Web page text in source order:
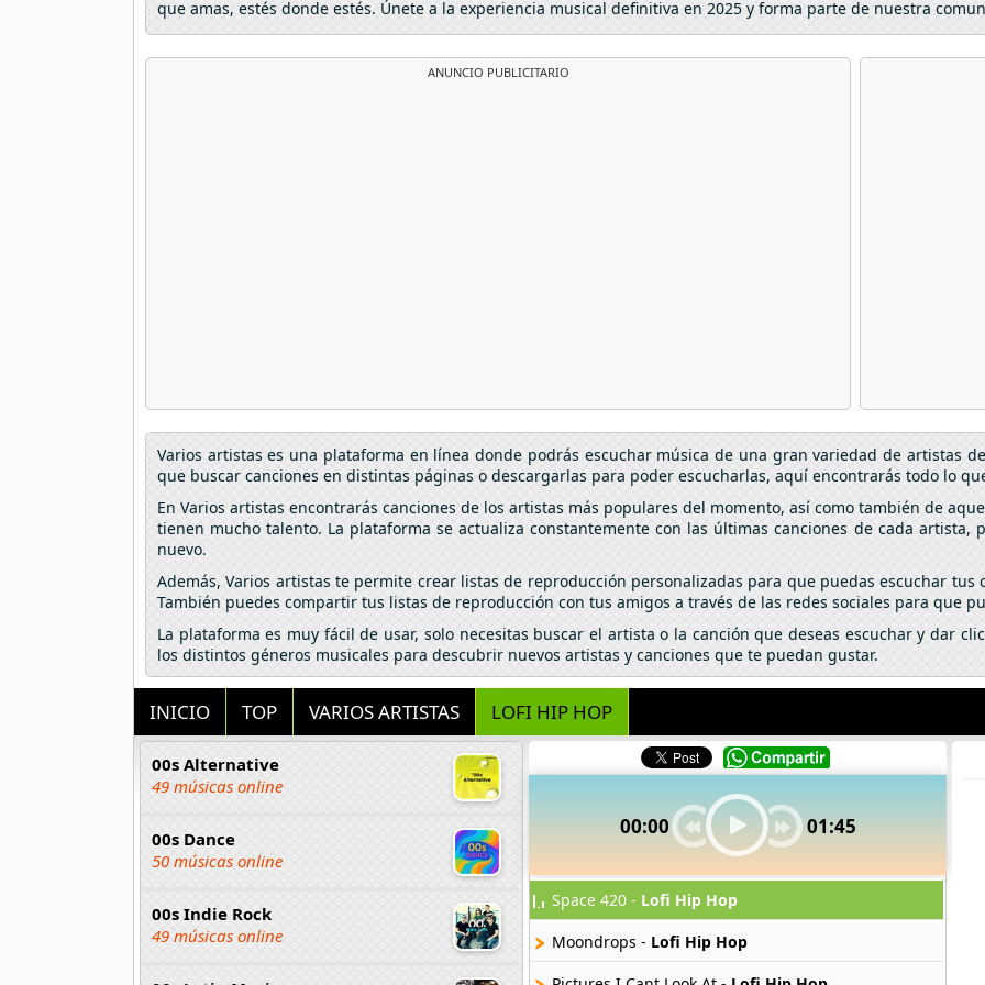
que amas, estés donde estés. Únete a la experiencia musical definitiva en 2025 y forma parte de nuestra
ANUNCIO PUBLICITARIO
Varios artistas es una plataforma en línea donde podrás escuchar música de una gran variedad de artistas
que buscar canciones en distintas páginas o descargarlas para poder escucharlas, aquí encontrarás todo lo
En Varios artistas encontrarás canciones de los artistas más populares del momento, así como también de
tienen mucho talento. La plataforma se actualiza constantemente con las últimas canciones de cada
nuevo.
Además, Varios artistas te permite crear listas de reproducción personalizadas para que puedas escuchar
También puedes compartir tus listas de reproducción con tus amigos a través de las redes sociales para que
La plataforma es muy fácil de usar, solo necesitas buscar el artista o la canción que deseas escuchar y dar
los distintos géneros musicales para descubrir nuevos artistas y canciones que te puedan gustar.
INICIO TOP VARIOS ARTISTAS LOFI HIP HOP
00s Alternative
49 músicas online
00s Dance
50 músicas online
00s Indie Rock
49 músicas online
00:00 01:45
Space 420 - Lofi Hip Hop
Moondrops - Lofi Hip Hop